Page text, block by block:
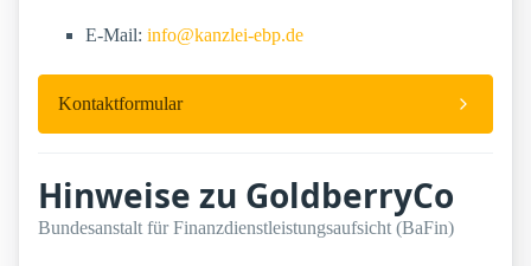
E-Mail: info@kanzlei-ebp.de
Kontaktformular
Hinweise zu GoldberryCo
Bundesanstalt für Finanzdienstleistungsaufsicht (BaFin)